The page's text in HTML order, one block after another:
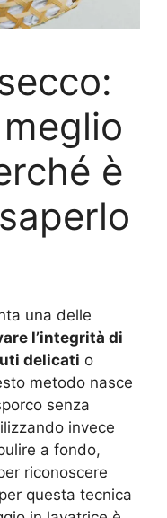
è
una delle
l’integrità di
delicati o
metodo nasce
senza
invece
a fondo,
riconoscere
questa tecnica